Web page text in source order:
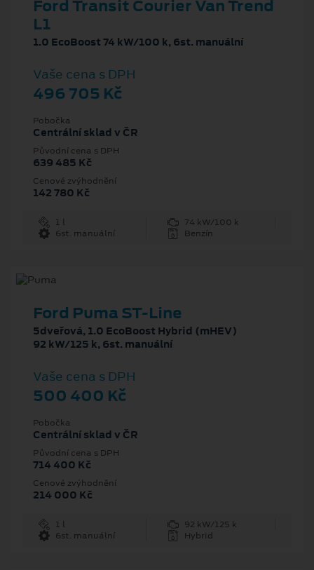
Ford Transit Courier Van Trend
L1
1.0 EcoBoost 74 kW/100 k, 6st. manuální
Vaše cena s DPH
496 705 Kč
Pobočka
Centrální sklad v ČR
Původní cena s DPH
639 485 Kč
Cenové zvýhodnění
142 780 Kč
1 l
74 kW/100 k
6st. manuální
Benzín
Ford Puma ST-Line
5dveřová, 1.0 EcoBoost Hybrid (mHEV)
92 kW/125 k, 6st. manuální
Vaše cena s DPH
500 400 Kč
Pobočka
Centrální sklad v ČR
Původní cena s DPH
714 400 Kč
Cenové zvýhodnění
214 000 Kč
1 l
92 kW/125 k
6st. manuální
Hybrid